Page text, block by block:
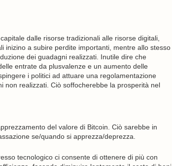
dalle risorse tradizionali alle risorse digitali,
inizino a subire perdite importanti, mentre allo stesso
dei guadagni realizzati. Inutile dire che
entrate da plusvalenze e un aumento delle
i politici ad attuare una regolamentazione
non realizzati. Ciò soffocherebbe la prosperità nel
del valore di Bitcoin. Ciò sarebbe in
se/quando si apprezza/deprezza.
tecnologico ci consente di ottenere di più con